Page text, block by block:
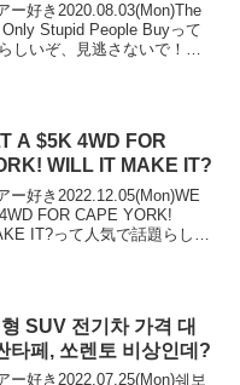
ー好き2020.08.03(Mon)The
Stupid People Buyって
しいぞ、見逃さないで！！
A $5K 4WD FOR
WILL IT MAKE IT?
ー好き2022.12.05(Mon)WE
FOR CAPE YORK!
IT?って人気で話題らしい
SUV 전기차 가격 대
타페, 쏘렌토 비상인데?
ー好き2022.07.25(Mon)쉐보